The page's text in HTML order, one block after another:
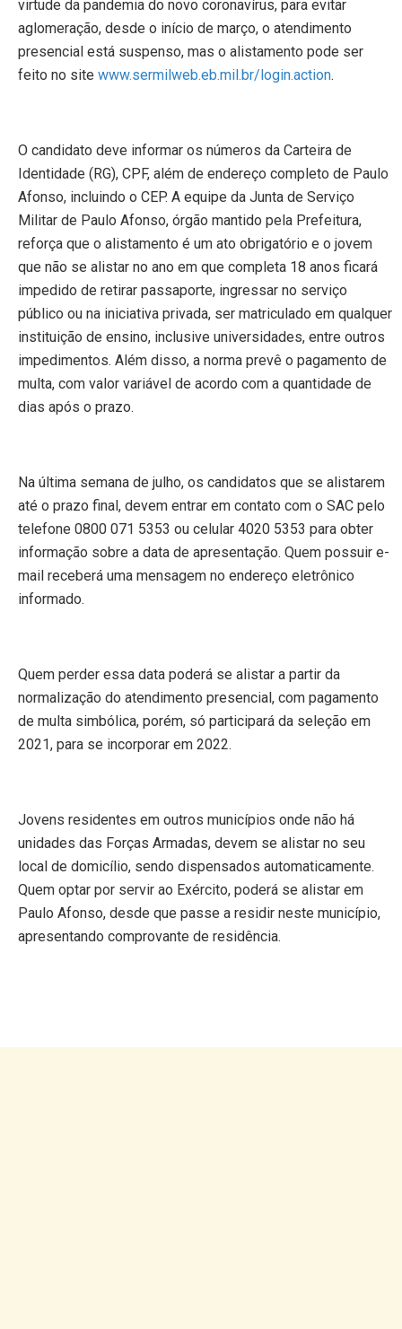
virtude da pandemia do novo coronavírus, para evitar
aglomeração, desde o início de março, o atendimento
presencial está suspenso, mas o alistamento pode ser
feito no site www.sermilweb.eb.mil.br/login.action.
O candidato deve informar os números da Carteira de
Identidade (RG), CPF, além de endereço completo de Paulo
Afonso, incluindo o CEP. A equipe da Junta de Serviço
Militar de Paulo Afonso, órgão mantido pela Prefeitura,
reforça que o alistamento é um ato obrigatório e o jovem
que não se alistar no ano em que completa 18 anos ficará
impedido de retirar passaporte, ingressar no serviço
público ou na iniciativa privada, ser matriculado em qualquer
instituição de ensino, inclusive universidades, entre outros
impedimentos. Além disso, a norma prevê o pagamento de
multa, com valor variável de acordo com a quantidade de
dias após o prazo.
Na última semana de julho, os candidatos que se alistarem
até o prazo final, devem entrar em contato com o SAC pelo
telefone 0800 071 5353 ou celular 4020 5353 para obter
informação sobre a data de apresentação. Quem possuir e-
mail receberá uma mensagem no endereço eletrônico
informado.
Quem perder essa data poderá se alistar a partir da
normalização do atendimento presencial, com pagamento
de multa simbólica, porém, só participará da seleção em
2021, para se incorporar em 2022.
Jovens residentes em outros municípios onde não há
unidades das Forças Armadas, devem se alistar no seu
local de domicílio, sendo dispensados automaticamente.
Quem optar por servir ao Exército, poderá se alistar em
Paulo Afonso, desde que passe a residir neste município,
apresentando comprovante de residência.